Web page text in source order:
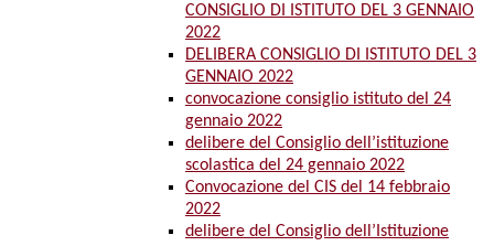
CONSIGLIO DI ISTITUTO DEL 3 GENNAIO
2022
DELIBERA CONSIGLIO DI ISTITUTO DEL 3
GENNAIO 2022
convocazione consiglio istituto del 24
gennaio 2022
delibere del Consiglio dell’istituzione
scolastica del 24 gennaio 2022
Convocazione del CIS del 14 febbraio
2022
delibere del Consiglio dell’Istituzione